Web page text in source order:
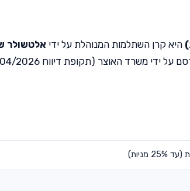
היא קרן השתלמות המנוהלת על ידי אלטשולר
ידי משרד האוצר (תקופת דיווח 04/2026).